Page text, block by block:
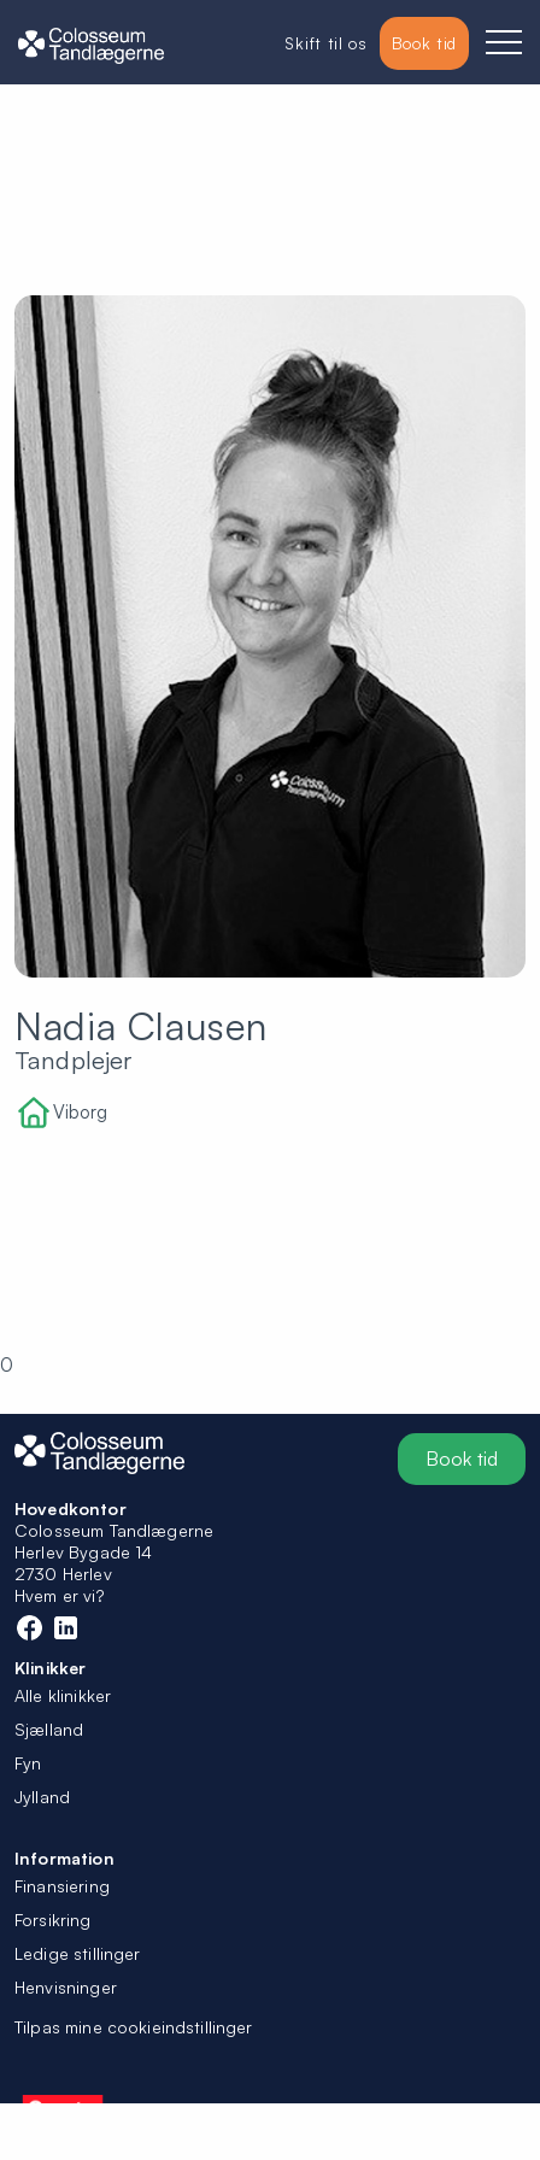
Nadia Clausen
Tandplejer
Viborg
0
Book tid
Hovedkontor
Colosseum Tandlægerne
Herlev Bygade 14
2730 Herlev
Hvem er vi?
Klinikker
Alle klinikker
Sjælland
Fyn
Jylland
Information
Finansiering
Forsikring
Ledige stillinger
Henvisninger
Tilpas mine cookieindstillinger
Skift til os Book tid